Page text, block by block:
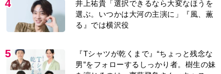
8
＜3人って誰のこと？＞『Tシャツが乾く
まで』水族館で咲子が放った〈何気ない
一言〉に視聴者「これも何かの伏線？」
9
『風、薫る』見上愛「りんの心が病気に
なっていく演技が難しくて。看護は想像